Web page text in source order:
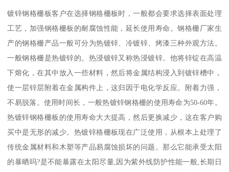
镀锌钢格栅板客户在选择钢格栅板时，一般都会要求选择表面处理
工艺，加强钢格栅板的耐腐蚀性能，延长使用寿命。钢格栅厂家生
产的钢格栅产品一般可分为热镀锌、冷镀锌、烤漆三种外观方法。
一般钢格栅是热镀锌的。热浸镀锌又称热浸镀锌。他将锌锭在高温
下熔化，在其中放入一些材料，然后将金属结构浸入到镀锌槽中，
使一层锌层附着在金属构件上，这归因于电化学反应。附着力强，
不易脱落。使用时间长，一般热镀锌钢格栅的使用寿命为50-60年。
热镀锌钢格栅板的使用寿命大大提高，然后更换减少，这在客户购
买中是无形的减少。热镀锌格栅板现在广泛使用，从根本上处理了
传统金属材料和木塑等产品易腐蚀损坏的问题。那么它能承受太阳
的暴晒吗?是不能暴露在太阳尽量,因为紫外线防护性能一般,长期日